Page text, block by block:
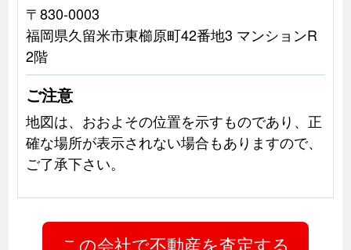
〒830-0003
福岡県久留米市東櫛原町42番地3 マンションR
2階
ご注意
地図は、おおよその位置を示すものであり、正
確な場所が表示されない場合もありますので、
ご了承下さい。